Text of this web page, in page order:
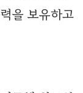
을 보유하고